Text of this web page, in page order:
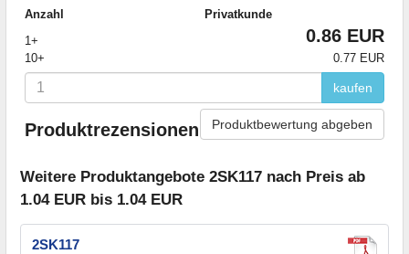
Anzahl
Privatkunde
1+
0.86 EUR
10+ 0.77 EUR
kaufen
Produktrezensionen Produktbewertung abgeben
Weitere Produktangebote 2SK117 nach Preis ab
1.04 EUR bis 1.04 EUR
2SK117